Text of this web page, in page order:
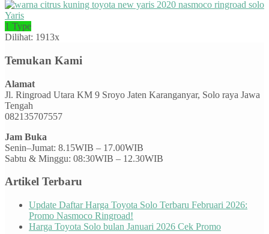
Yaris
1 Type
Dilihat: 1913x
Temukan Kami
Alamat
Jl. Ringroad Utara KM 9 Sroyo Jaten Karanganyar, Solo raya Jawa
Tengah
082135707557
Jam Buka
Senin–Jumat: 8.15WIB – 17.00WIB
Sabtu & Minggu: 08:30WIB – 12.30WIB
Artikel Terbaru
Update Daftar Harga Toyota Solo Terbaru Februari 2026:
Promo Nasmoco Ringroad!
Harga Toyota Solo bulan Januari 2026 Cek Promo